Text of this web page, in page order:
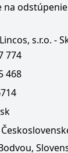
na
s.r.o. -
774
468